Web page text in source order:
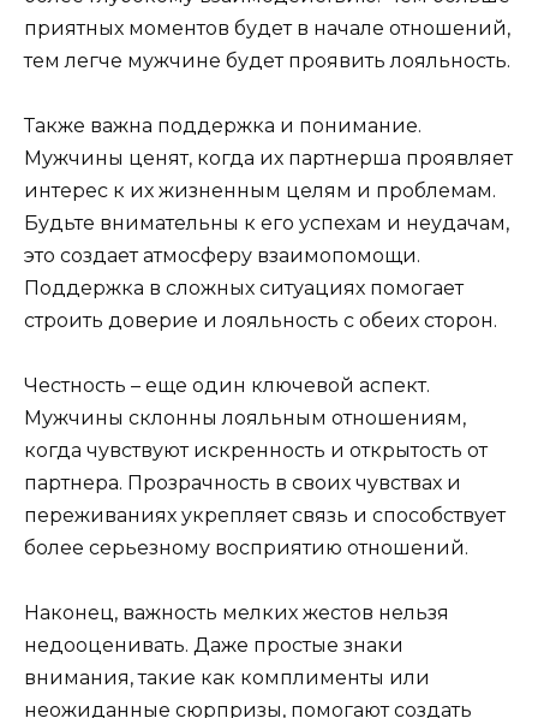
приятных моментов будет в начале отношений,
тем легче мужчине будет проявить лояльность.
Также важна поддержка и понимание.
Мужчины ценят, когда их партнерша проявляет
интерес к их жизненным целям и проблемам.
Будьте внимательны к его успехам и неудачам,
это создает атмосферу взаимопомощи.
Поддержка в сложных ситуациях помогает
строить доверие и лояльность с обеих сторон.
Честность – еще один ключевой аспект.
Мужчины склонны лояльным отношениям,
когда чувствуют искренность и открытость от
партнера. Прозрачность в своих чувствах и
переживаниях укрепляет связь и способствует
более серьезному восприятию отношений.
Наконец, важность мелких жестов нельзя
недооценивать. Даже простые знаки
внимания, такие как комплименты или
неожиданные сюрпризы, помогают создать